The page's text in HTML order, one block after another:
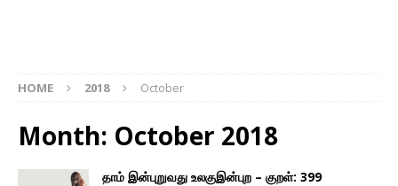
HOME 2018 October
Month: October 2018
தாம் இன்புறுவது உலகுஇன்புற – குறள்: 399